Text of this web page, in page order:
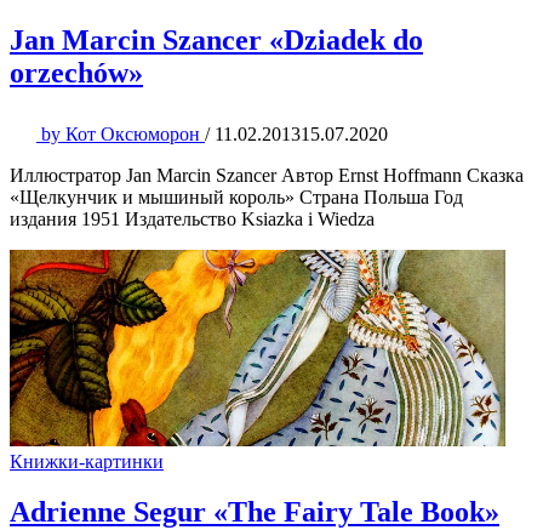
Jan Marcin Szancer «Dziadek do
orzechów»
by Кот Оксюморон / 11.02.201315.07.2020
Иллюстратор Jan Marcin Szancer Автор Ernst Hoffmann Сказка
«Щелкунчик и мышиный король» Страна Польша Год
издания 1951 Издательство Ksiazka i Wiedza
Книжки-картинки
Adrienne Segur «The Fairy Tale Book»